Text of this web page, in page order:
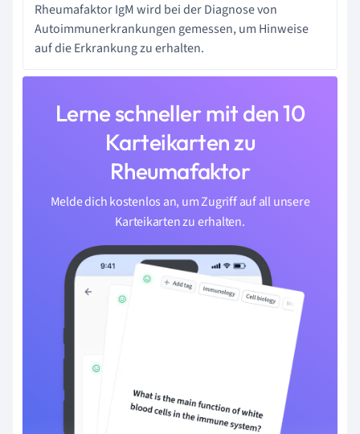
Rheumafaktor IgM wird bei der Diagnose von
Autoimmunerkrankungen gemessen, um Hinweise
auf die Erkrankung zu erhalten.
Lerne schneller mit den 10
Karteikarten zu
Rheumafaktor
Melde dich kostenlos an, um Zugriff auf all unsere
Karteikarten zu erhalten.